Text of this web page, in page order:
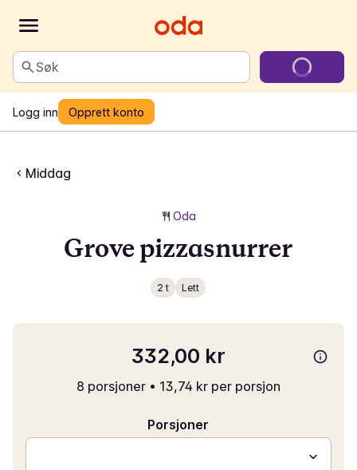
Søk
Logg inn Opprett konto
Middag
Oda
Grove pizzasnurrer
2 t Lett
332,00 kr
8 porsjoner • 13,74 kr per porsjon
Porsjoner